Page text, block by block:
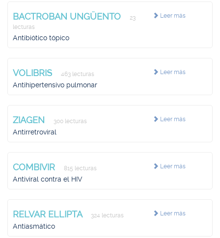
Leer más
BACTROBAN UNGÜENTO
23
lecturas
Antibiótico tópico
Leer más
VOLIBRIS 463 lecturas
Antihipertensivo pulmonar
Leer más
ZIAGEN 300 lecturas
Antirretroviral
Leer más
COMBIVIR 815 lecturas
Antiviral contra el HIV
Leer más
RELVAR ELLIPTA 324 lecturas
Antiasmático